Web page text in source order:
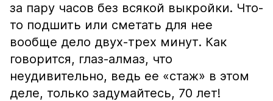
за пару часов без всякой выкройки. Что-
то подшить или сметать для нее
вообще дело двух-трех минут. Как
говорится, глаз-алмаз, что
неудивительно, ведь ее «стаж» в этом
деле, только задумайтесь, 70 лет!